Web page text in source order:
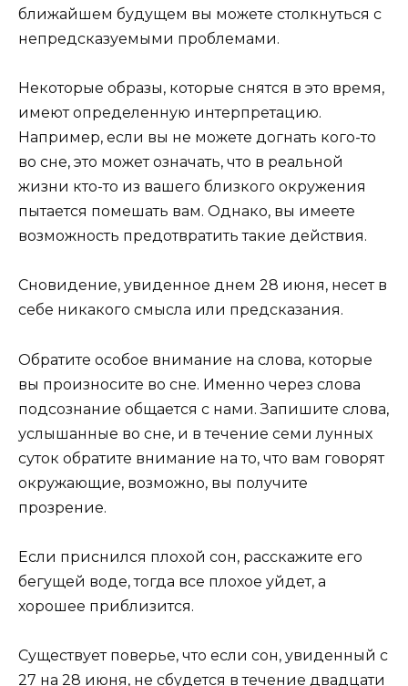
ближайшем будущем вы можете столкнуться с
непредсказуемыми проблемами.
Некоторые образы, которые снятся в это время,
имеют определенную интерпретацию.
Например, если вы не можете догнать кого-то
во сне, это может означать, что в реальной
жизни кто-то из вашего близкого окружения
пытается помешать вам. Однако, вы имеете
возможность предотвратить такие действия.
Сновидение, увиденное днем 28 июня, несет в
себе никакого смысла или предсказания.
Обратите особое внимание на слова, которые
вы произносите во сне. Именно через слова
подсознание общается с нами. Запишите слова,
услышанные во сне, и в течение семи лунных
суток обратите внимание на то, что вам говорят
окружающие, возможно, вы получите
прозрение.
Если приснился плохой сон, расскажите его
бегущей воде, тогда все плохое уйдет, а
хорошее приблизится.
Существует поверье, что если сон, увиденный с
27 на 28 июня, не сбудется в течение двадцати